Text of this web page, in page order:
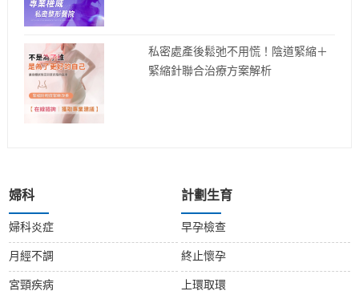
私密處產後鬆弛不用慌！陰道緊縮＋
緊縮針聯合治療方案解析
婦科
婦科炎症
月經不調
宮頸疾病
計劃生育
早孕檢查
終止懷孕
上環取環